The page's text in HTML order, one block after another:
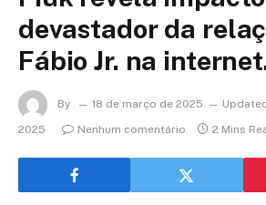
devastador da
Fábio Jr. na
By 18 de março de 2025
2025
Nenhum comentário 2 Mins